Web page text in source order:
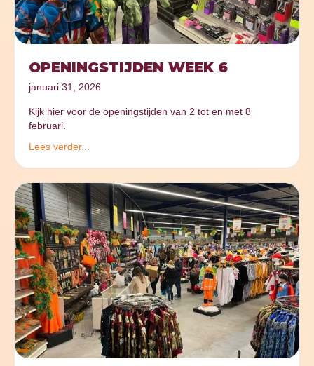
OPENINGSTIJDEN WEEK 6
januari 31, 2026
Kijk hier voor de openingstijden van 2 tot en met 8
februari.
Lees verder...